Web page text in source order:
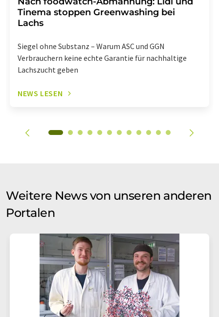
Tinema stoppen Greenwashing bei
Lachs
Siegel ohne Substanz – Warum ASC und GGN
Verbrauchern keine echte Garantie für nachhaltige
Lachszucht geben
NEWS LESEN
Weitere News von unseren anderen
Portalen